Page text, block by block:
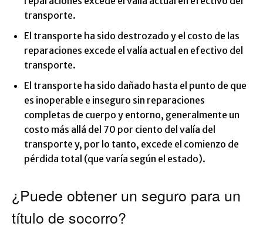
transporte.
El transporte ha sido destrozado y el costo de las
reparaciones excede el valía actual en efectivo del
transporte.
El transporte ha sido dañado hasta el punto de que
es inoperable e inseguro sin reparaciones
completas de cuerpo y entorno, generalmente un
costo más allá del 70 por ciento del valía del
transporte y, por lo tanto, excede el comienzo de
pérdida total (que varía según el estado).
¿Puede obtener un seguro para un
título de socorro?